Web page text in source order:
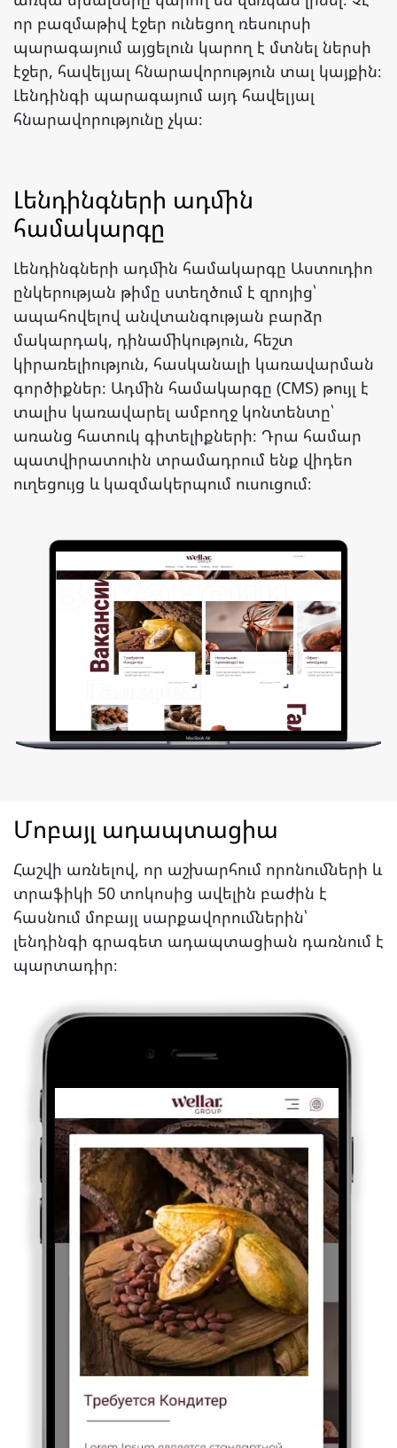
որ բազմաթիվ էջեր ունեցող ռեսուրսի
պարագայում այցելուն կարող է մտնել ներսի
էջեր, հավելյալ հնարավորություն տալ կայքին։
Լենդինգի պարագայում այդ հավելյալ
հնարավորությունը չկա։
Լենդինգների ադմին
համակարգը
Լենդինգների ադմին համակարգը Աստուդիո
ընկերության թիմը ստեղծում է զրոյից՝
ապահովելով անվտանգության բարձր
մակարդակ, դինամիկություն, հեշտ
կիրառելիություն, հասկանալի կառավարման
գործիքներ։ Ադմին համակարգը (CMS) թույլ է
տալիս կառավարել ամբողջ կոնտենտը՝
առանց հատուկ գիտելիքների։ Դրա համար
պատվիրատուին տրամադրում ենք վիդեո
ուղեցույց և կազմակերպում ուսուցում։
Մոբայլ ադապտացիա
Հաշվի առնելով, որ աշխարհում որոնումների և
տրաֆիկի 50 տոկոսից ավելին բաժին է
հասնում մոբայլ սարքավորումներին՝
լենդինգի գրագետ ադապտացիան դառնում է
պարտադիր։